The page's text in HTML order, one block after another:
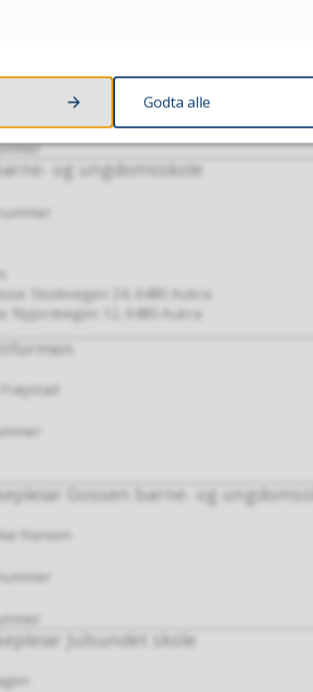
og ungdomsskole
Skolevegen 24, 6480 Aukra
Nyjordvegen 12, 6480 Aukra
Gossen barne- og
Hansen
Julsundet skole
Godta alle